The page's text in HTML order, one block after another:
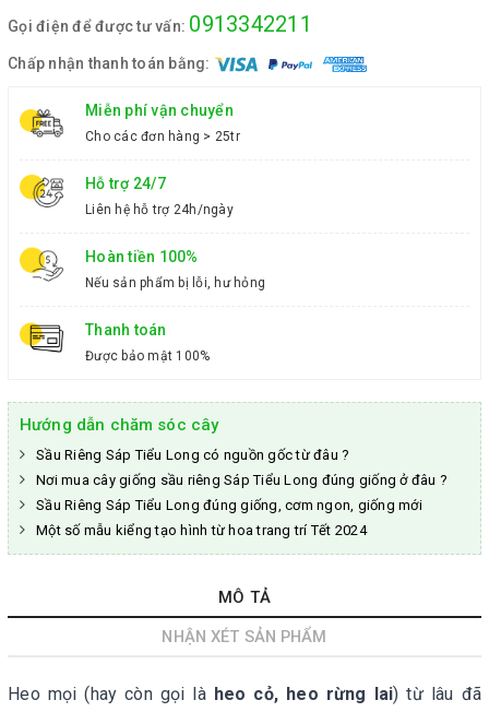
Gọi điện để được tư vấn: 0913342211
Chấp nhận thanh toán bằng:
Miễn phí vận chuyển
Cho các đơn hàng > 25tr
Hỗ trợ 24/7
Liên hệ hỗ trợ 24h/ngày
Hoàn tiền 100%
Nếu sản phẩm bị lỗi, hư hỏng
Thanh toán
Được bảo mật 100%
Hướng dẫn chăm sóc cây
Sầu Riêng Sáp Tiểu Long có nguồn gốc từ đâu ?
Nơi mua cây giống sầu riêng Sáp Tiểu Long đúng giống ở đâu ?
Sầu Riêng Sáp Tiểu Long đúng giống, cơm ngon, giống mới
Một số mẫu kiểng tạo hình từ hoa trang trí Tết 2024
MÔ TẢ
NHẬN XÉT SẢN PHẨM
Heo mọi (hay còn gọi là heo cỏ, heo rừng lai) từ lâu đã